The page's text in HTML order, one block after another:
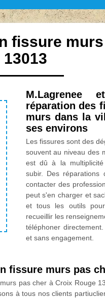
fissure
13013
réparation des
murs dans la
ses environs
Les fissures sont des
souvent au niveau des
est dû à la
subir. Des
contacter des
peut s'en charger et
et tous les outils
recueillir les
téléphoner
et sans engagement.
fissure murs pas
pas cher à Croix Rouge
à tous nos clients